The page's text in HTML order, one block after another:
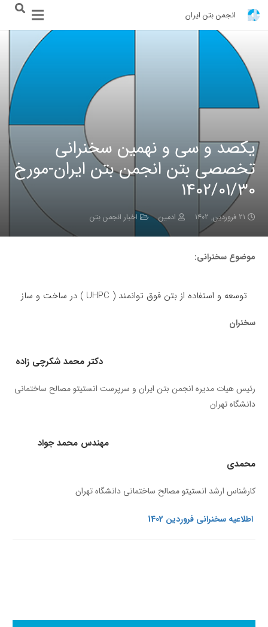
انجمن بتن ایران
یکصد و سی و نهمین سخنرانی
تخصصی بتن انجمن بتن ایران-مورخ
1402/01/30
۲۱ فروردین, ۱۴۰۲ ادمین اخبار انجمن بتن
موضوع سخنرانی:
توسعه و استفاده از بتن فوق توانمند ( UHPC ) در ساخت و ساز
سخنران
دکتر محمد شکرچی زاده
رئیس هیات مدیره انجمن بتن ایران و سرپرست انستیتو مصالح ساختمانی
دانشگاه تهران
مهندس محمد جواد
محمدی
کارشناس ارشد انستیتو مصالح ساختمانی دانشگاه تهران
اطلاعیه سخنرانی فروردین 1402